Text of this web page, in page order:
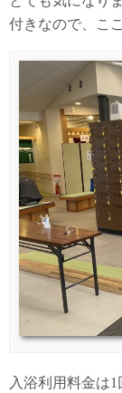
付きなので、こ
入浴利用料金は1